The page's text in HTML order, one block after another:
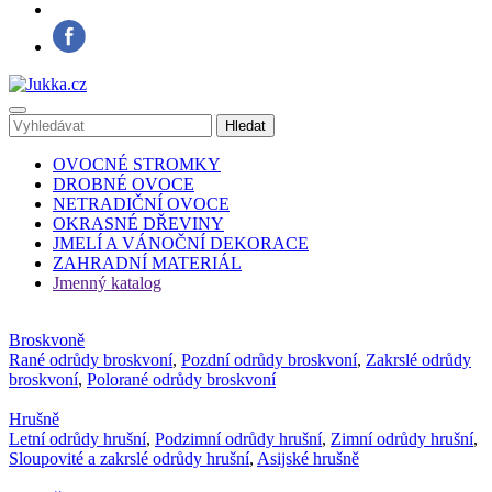
OVOCNÉ STROMKY
DROBNÉ OVOCE
NETRADIČNÍ OVOCE
OKRASNÉ DŘEVINY
JMELÍ A VÁNOČNÍ DEKORACE
ZAHRADNÍ MATERIÁL
Jmenný katalog
Broskvoně
Rané odrůdy broskvoní, Pozdní odrůdy broskvoní, Zakrslé odrůdy
broskvoní, Polorané odrůdy broskvoní
Hrušně
Letní odrůdy hrušní, Podzimní odrůdy hrušní, Zimní odrůdy hrušní,
Sloupovité a zakrslé odrůdy hrušní, Asijské hrušně